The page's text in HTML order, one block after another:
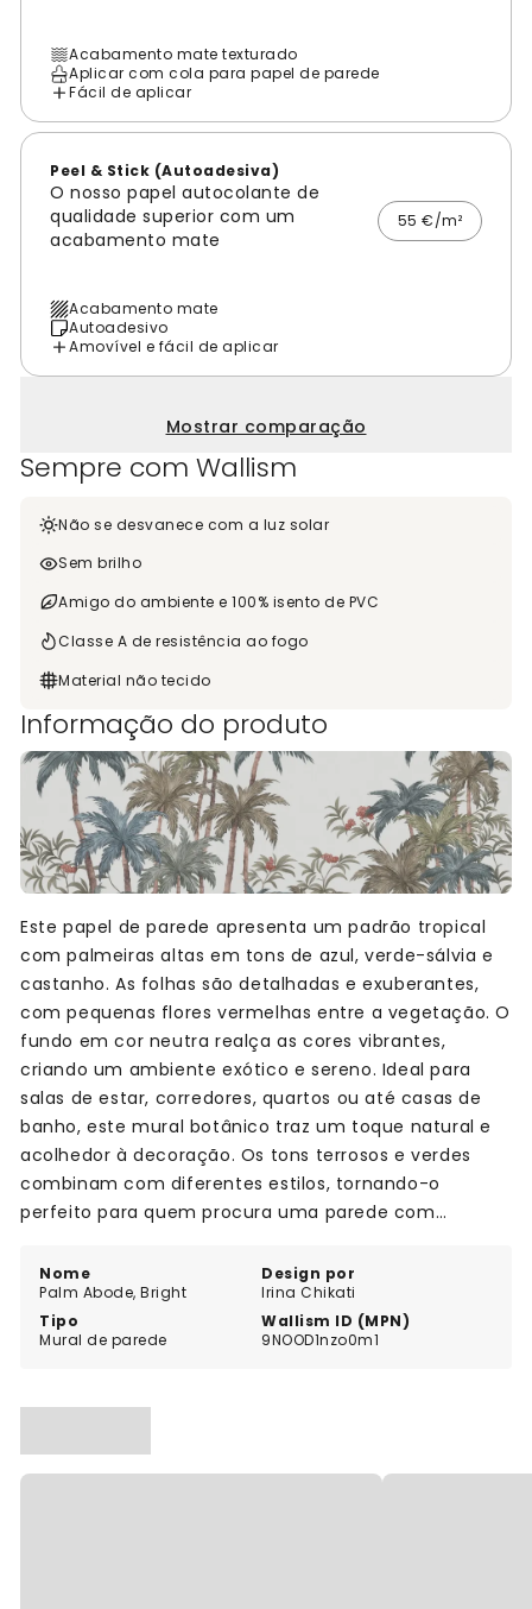
Acabamento mate texturado
Aplicar com cola para papel de parede
Fácil de aplicar
Peel & Stick (Autoadesiva)
O nosso papel autocolante de
qualidade superior com um
acabamento mate
55 €/m²
Acabamento mate
Autoadesivo
Amovível e fácil de aplicar
Mostrar comparação
Sempre com Wallism
Não se desvanece com a luz solar
Sem brilho
Amigo do ambiente e 100% isento de PVC
Classe A de resistência ao fogo
Material não tecido
Informação do produto
Nome
Palm Abode, Bright
Design por
Irina Chikati
Tipo
Mural de parede
Wallism ID (MPN)
9NOOD1nzo0m1
Este papel de parede apresenta um padrão tropical
com palmeiras altas em tons de azul, verde-sálvia e
castanho. As folhas são detalhadas e exuberantes,
com pequenas flores vermelhas entre a vegetação. O
fundo em cor neutra realça as cores vibrantes,
criando um ambiente exótico e sereno. Ideal para
salas de estar, corredores, quartos ou até casas de
banho, este mural botânico traz um toque natural e
acolhedor à decoração. Os tons terrosos e verdes
combinam com diferentes estilos, tornando-o
perfeito para quem procura uma parede com